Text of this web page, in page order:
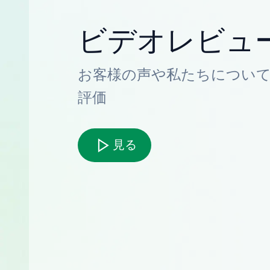
ビデオレビュ
お客様の声や私たちについ
評価
見る